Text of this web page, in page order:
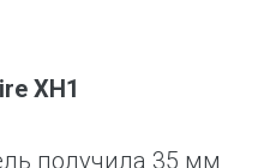
XH1
получила 35 мм